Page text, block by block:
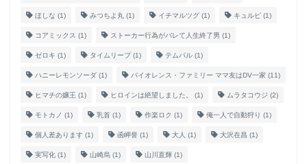
ほしな (1) みつちよ丸 (1) イチマルツグ (1) キュルピ (1)
コアミックス (1) ストーカー行為がバレて人生終了男 (1)
ゼロキ (1) タイムリープ(1) テムパル (1)
ハニーレモンソーダ (1) バイオレンス・ファミリー ママ友はDV一家 (11)
ヒマチの嬢王 (1) ヒロインは絶望しました。 (1) ムラタコウジ (2)
モトカノ (1) 乳首 (1) 作楽ロク (1) 俺一人で自動狩り (1)
個人差あります (1) 函岬誉 (1) 大人 (1) 大沢在昌 (1)
実写化 (1) 山崎烏 (1) 山川直輝 (1)